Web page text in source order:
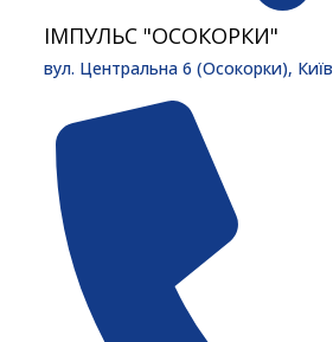
ІМПУЛЬС "ОСОКОРКИ"
вул. Центральна 6 (Осокорки), Київ